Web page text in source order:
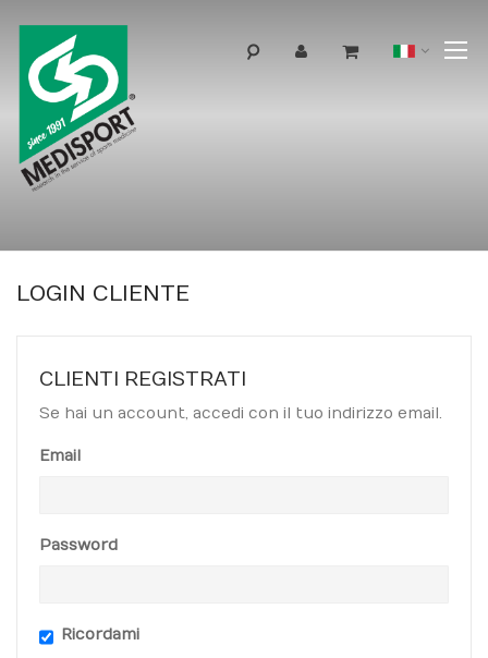
Lingua
LOGIN CLIENTE
CLIENTI REGISTRATI
Se hai un account, accedi con il tuo indirizzo email.
Email
Password
Ricordami